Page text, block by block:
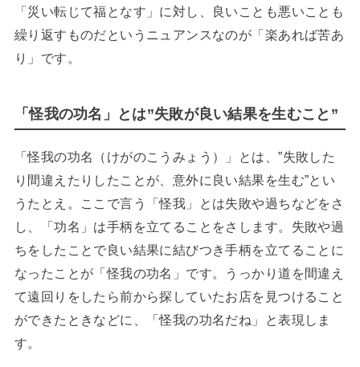
「災い転じて福となす」に対し、良いことも悪いことも
繰り返すものだというニュアンスなのが「楽あれば苦あ
り」です。
「怪我の功名」とは”失敗が良い結果を生むこと”
「怪我の功名（けがのこうみょう）」とは、”失敗した
り間違えたりしたことが、意外に良い結果を生む”とい
うたとえ。ここで言う「怪我」とは失敗や過ちなどをさ
し、「功名」は手柄を立てることをさします。失敗や過
ちをしたことで良い結果に結びつき手柄を立てることに
なったことが「怪我の功名」です。うっかり道を間違え
て遠回りをしたら前から探していたお店を見つけること
ができたときなどに、「怪我の功名だね」と表現しま
す。